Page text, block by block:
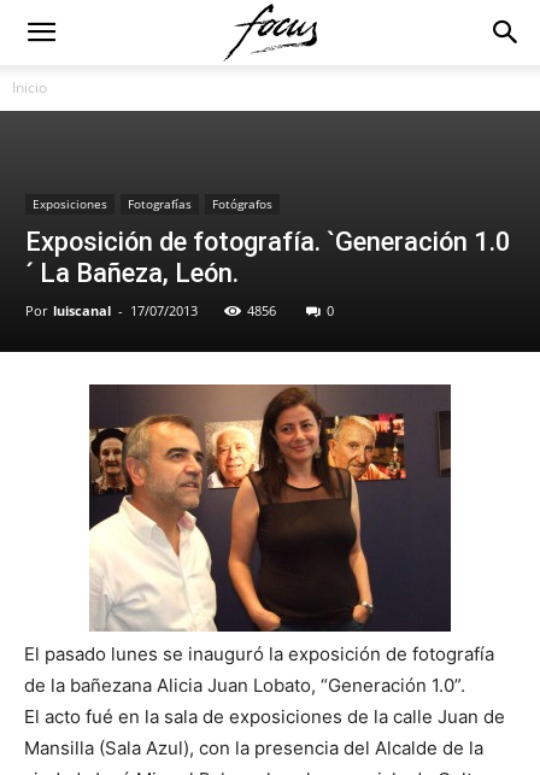
Inicio
Exposiciones Fotografías Fotógrafos
Exposición de fotografía. `Generación 1.0
´ La Bañeza, León.
Por luiscanal - 17/07/2013 4856 0
El pasado lunes se inauguró la exposición de fotografía
de la bañezana Alicia Juan Lobato, “Generación 1.0”.
El acto fué en la sala de exposiciones de la calle Juan de
Mansilla (Sala Azul), con la presencia del Alcalde de la